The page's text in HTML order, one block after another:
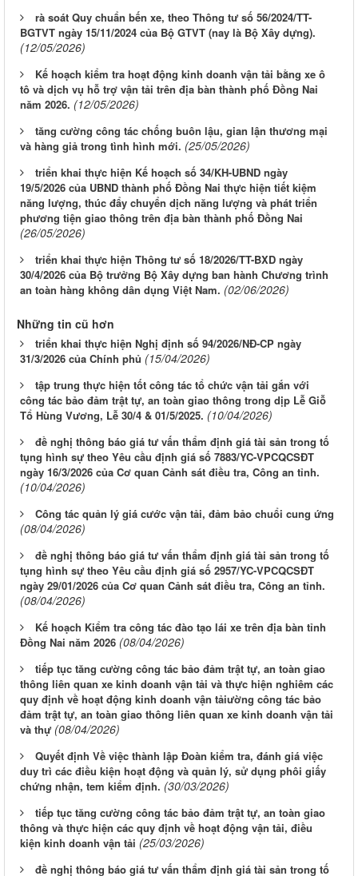
rà soát Quy chuẩn bến xe, theo Thông tư số 56/2024/TT-
BGTVT ngày 15/11/2024 của Bộ GTVT (nay là Bộ Xây dựng).
(12/05/2026)
Kế hoạch kiểm tra hoạt động kinh doanh vận tải bằng xe ô
tô và dịch vụ hỗ trợ vận tải trên địa bàn thành phố Đồng Nai
năm 2026. (12/05/2026)
tăng cường công tác chống buôn lậu, gian lận thương mại
và hàng giả trong tình hình mới. (25/05/2026)
triển khai thực hiện Kế hoạch số 34/KH-UBND ngày
19/5/2026 của UBND thành phố Đồng Nai thực hiện tiết kiệm
năng lượng, thúc đẩy chuyển dịch năng lượng và phát triển
phương tiện giao thông trên địa bàn thành phố Đồng Nai
(26/05/2026)
triển khai thực hiện Thông tư số 18/2026/TT-BXD ngày
30/4/2026 của Bộ trưởng Bộ Xây dựng ban hành Chương trình
an toàn hàng không dân dụng Việt Nam. (02/06/2026)
Những tin cũ hơn
triển khai thực hiện Nghị định số 94/2026/NĐ-CP ngày
31/3/2026 của Chính phủ (15/04/2026)
tập trung thực hiện tốt công tác tổ chức vận tải gắn với
công tác bảo đảm trật tự, an toàn giao thông trong dịp Lễ Giỗ
Tổ Hùng Vương, Lễ 30/4 & 01/5/2025. (10/04/2026)
đề nghị thông báo giá tư vấn thẩm định giá tài sản trong tố
tụng hình sự theo Yêu cầu định giá số 7883/YC-VPCQCSĐT
ngày 16/3/2026 của Cơ quan Cảnh sát điều tra, Công an tỉnh.
(10/04/2026)
Công tác quản lý giá cước vận tải, đảm bảo chuổi cung ứng
(08/04/2026)
đề nghị thông báo giá tư vấn thẩm định giá tài sản trong tố
tụng hình sự theo Yêu cầu định giá số 2957/YC-VPCQCSĐT
ngày 29/01/2026 của Cơ quan Cảnh sát điều tra, Công an tỉnh.
(08/04/2026)
Kế hoạch Kiểm tra công tác đào tạo lái xe trên địa bàn tỉnh
Đồng Nai năm 2026 (08/04/2026)
tiếp tục tăng cường công tác bảo đảm trật tự, an toàn giao
thông liên quan xe kinh doanh vận tải và thực hiện nghiêm các
quy định về hoạt động kinh doanh vận tảiường công tác bảo
đảm trật tự, an toàn giao thông liên quan xe kinh doanh vận tải
và thự (08/04/2026)
Quyết định Về việc thành lập Đoàn kiểm tra, đánh giá việc
duy trì các điều kiện hoạt động và quản lý, sử dụng phôi giấy
chứng nhận, tem kiểm định. (30/03/2026)
tiếp tục tăng cường công tác bảo đảm trật tự, an toàn giao
thông và thực hiện các quy định về hoạt động vận tải, điều
kiện kinh doanh vận tải (25/03/2026)
đề nghị thông báo giá tư vấn thẩm định giá tài sản trong tố